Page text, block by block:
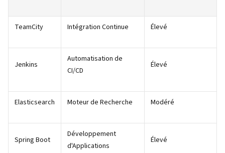
TeamCity Intégration Continue Élevé
Jenkins
Automatisation de
CI/CD
Élevé
Elasticsearch Moteur de Recherche Modéré
Spring Boot
Développement
d'Applications
Élevé